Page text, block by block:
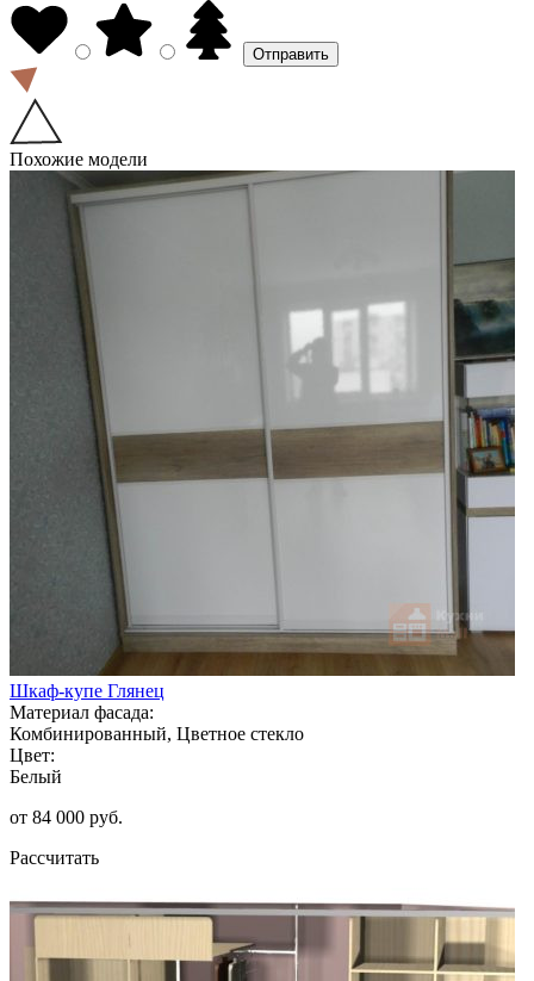
Похожие модели
Шкаф-купе Глянец
Материал фасада:
Комбинированный, Цветное стекло
Цвет:
Белый
от 84 000 руб.
Рассчитать